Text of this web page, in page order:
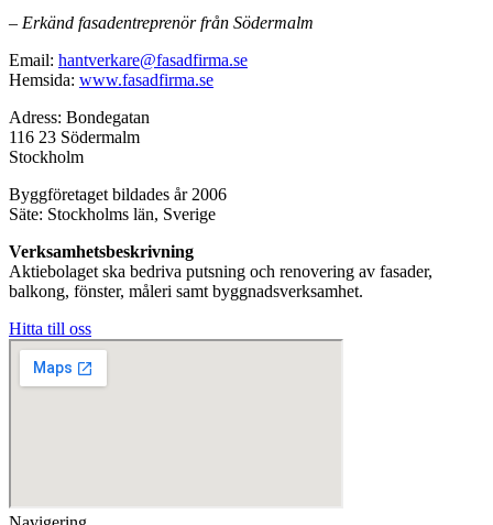
– Erkänd fasadentreprenör från Södermalm
Email: hantverkare@fasadfirma.se
Hemsida: www.fasadfirma.se
Adress: Bondegatan
116 23 Södermalm
Stockholm
Byggföretaget bildades år 2006
Säte: Stockholms län, Sverige
Verksamhetsbeskrivning
Aktiebolaget ska bedriva putsning och renovering av fasader,
balkong, fönster, måleri samt byggnadsverksamhet.
Hitta till oss